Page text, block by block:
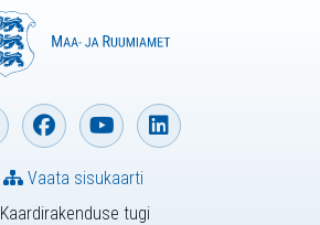
Kaardirakenduse tugi
Vaata sisukaarti